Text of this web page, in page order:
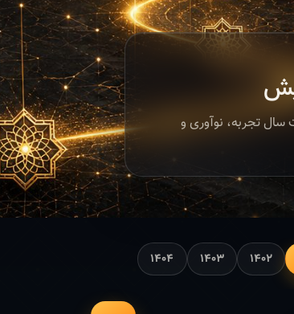
تجربه، نوآوری و
۱۴۰۲ ۱۴۰۳ ۱۴۰۴